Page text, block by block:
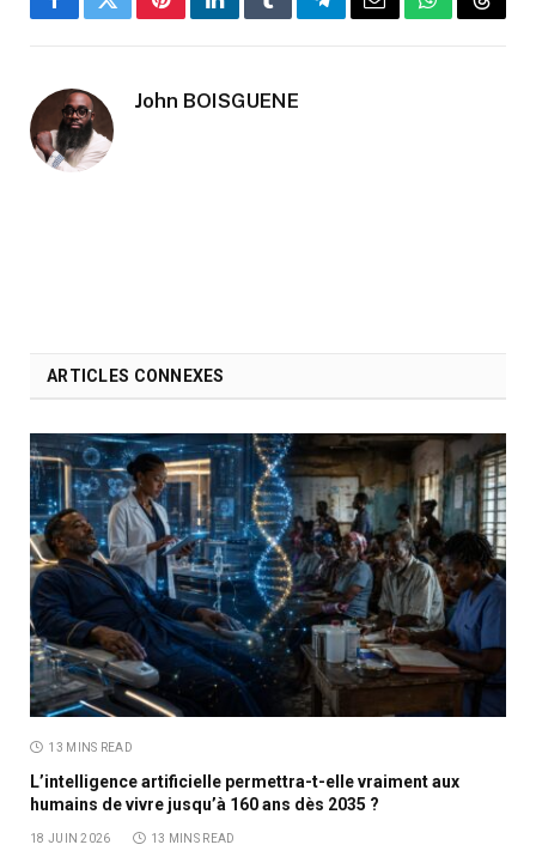
FacebookTwitterPinterestLinkedInTumblrTelegramEmailWhatsApp
John BOISGUENE
ARTICLES CONNEXES
13 MINS READ
L’intelligence artificielle permettra-t-elle vraiment aux
humains de vivre jusqu’à 160 ans dès 2035 ?
18 JUIN 2026 13 MINS READ